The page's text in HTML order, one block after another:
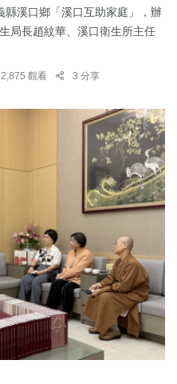
縣溪口鄉「溪口互助家庭」，辦
局長趙紋華、溪口衛生所主任
2,875 觀看 3 分享